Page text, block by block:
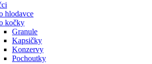
hlodavce
kočky
Granule
Kapsičky
Konzervy
Pochoutky